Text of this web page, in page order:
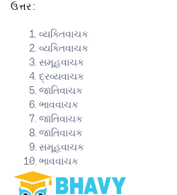
ઉત્તર :
વ્યક્તિવાચક
વ્યક્તિવાચક
સમૂહવાચક
દ્રવ્યવાચક
જાતિવાચક
ભાવવાચક
જાતિવાચક
જાતિવાચક
સમૂહવાચક
ભાવવાચક